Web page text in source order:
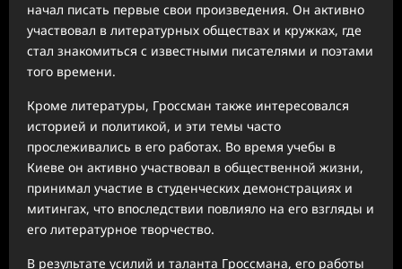
начал писать первые свои произведения. Он активно
участвовал в литературных обществах и кружках, где
стал знакомиться с известными писателями и поэтами
того времени.
Кроме литературы, Гроссман также интересовался
историей и политикой, и эти темы часто
прослеживались в его работах. Во время учебы в
Киеве он активно участвовал в общественной жизни,
принимал участие в студенческих демонстрациях и
митингах, что впоследствии повлияло на его взгляды и
его литературное творчество.
В результате усилий и таланта Гроссмана, его работы